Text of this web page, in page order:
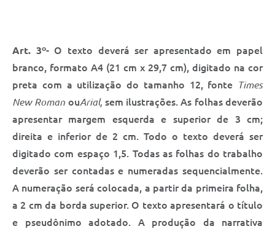
Art. 3º- O texto deverá ser apresentado em papel
branco, formato A4 (21 cm x 29,7 cm), digitado na cor
preta com a utilização do tamanho 12, fonte Times
New Roman ouArial, sem ilustrações. As folhas deverão
apresentar margem esquerda e superior de 3 cm;
direita e inferior de 2 cm. Todo o texto deverá ser
digitado com espaço 1,5. Todas as folhas do trabalho
deverão ser contadas e numeradas sequencialmente.
A numeração será colocada, a partir da primeira folha,
a 2 cm da borda superior. O texto apresentará o título
e pseudônimo adotado. A produção da narrativa